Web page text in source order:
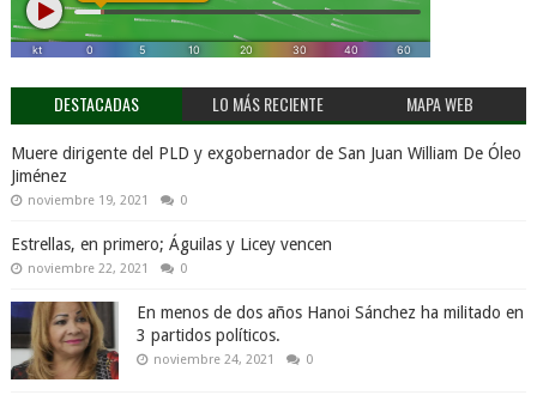
DESTACADAS LO MÁS RECIENTE MAPA WEB
Muere dirigente del PLD y exgobernador de San Juan William De Óleo
Jiménez
noviembre 19, 2021 0
Estrellas, en primero; Águilas y Licey vencen
noviembre 22, 2021 0
En menos de dos años Hanoi Sánchez ha militado en
3 partidos políticos.
noviembre 24, 2021 0